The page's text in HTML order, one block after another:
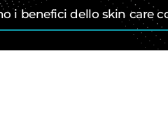
i benefici dello skin care